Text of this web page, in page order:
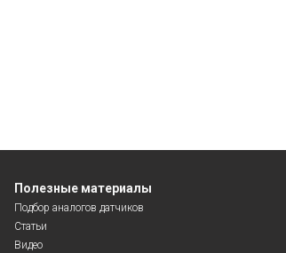
Полезные материалы
Подбор аналогов датчиков
Статьи
Видео